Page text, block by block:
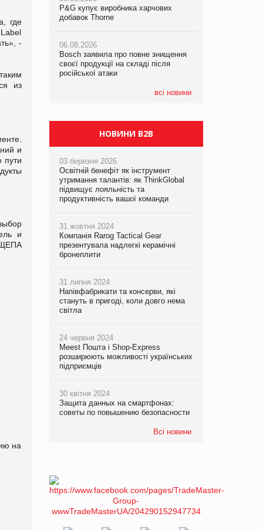
где
-
из
и
пути
и
на
P&G купує виробника харчових
добавок Thorne
06.08.2026
Bosch заявила про повне знищення
своєї продукції на складі після
російської атаки
всі новини
у VARUS з’явилися новинки від ТМ
ТОКЕРИ
Сергій Лісунов про заморожені
P&G купує виробника харчових
добавок Thorne
06.08.2026
Bosch заявила про повне знищення
своєї продукції на складі після
російської атаки
НОВИНИ B2B
03 березня 2026
Освітній бенефіт як інструмент
утримання талантів: як ThinkGlobal
підвищує лояльність та
продуктивність вашої команди
31 жовтня 2024
Компанія Rarog Tactical Gear
презентувала надлегкі керамічні
бронеплити
31 липня 2024
Напівфабрикати та консерви, які
стануть в пригоді, коли довго нема
світла
24 червня 2024
Meest Пошта і Shop-Express
розширюють можливості українських
підприємців
30 квітня 2024
Защита данных на смартфонах:
советы по повышению безопасности
Всі новини